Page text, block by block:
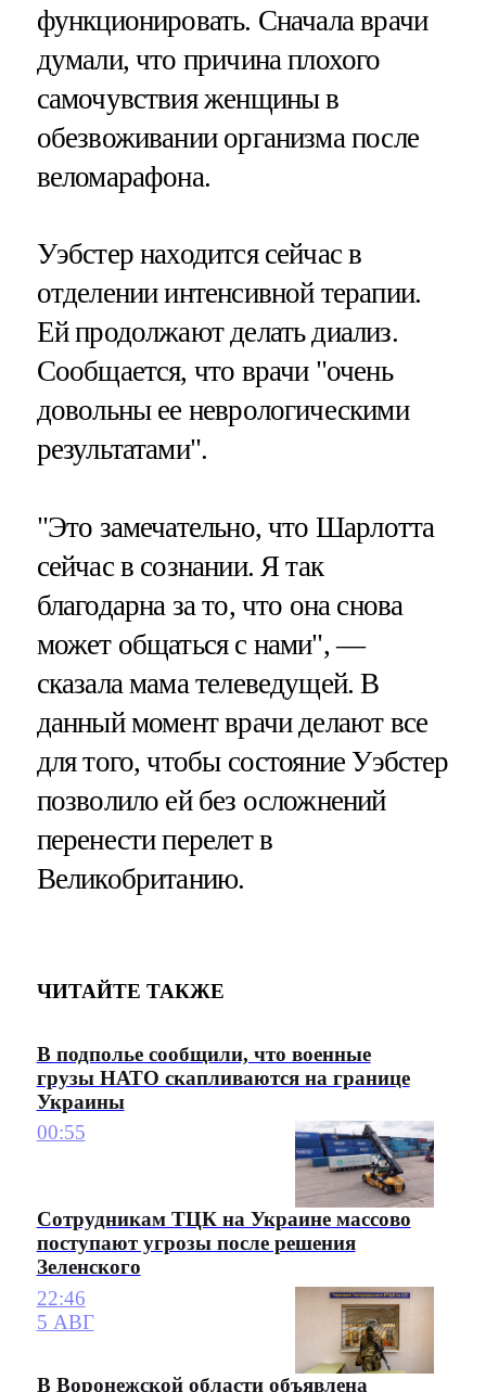
функционировать. Сначала врачи
думали, что причина плохого
самочувствия женщины в
обезвоживании организма после
веломарафона.
Уэбстер находится сейчас в
отделении интенсивной терапии.
Ей продолжают делать диализ.
Сообщается, что врачи "очень
довольны ее неврологическими
результатами".
"Это замечательно, что Шарлотта
сейчас в сознании. Я так
благодарна за то, что она снова
может общаться с нами", —
сказала мама телеведущей. В
данный момент врачи делают все
для того, чтобы состояние Уэбстер
позволило ей без осложнений
перенести перелет в
Великобританию.
ЧИТАЙТЕ ТАКЖЕ
В подполье сообщили, что военные
грузы НАТО скапливаются на границе
Украины
00:55
Сотрудникам ТЦК на Украине массово
поступают угрозы после решения
Зеленского
22:46
5 АВГ
В Воронежской области объявлена